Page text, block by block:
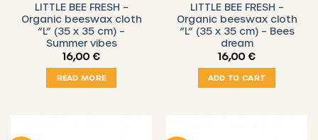
LITTLE BEE FRESH –
Organic beeswax cloth
“L” (35 x 35 cm) –
Summer vibes
16,00 €
READ MORE
LITTLE BEE FRESH –
Organic beeswax cloth
“L” (35 x 35 cm) – Bees
dream
16,00 €
ADD TO CART